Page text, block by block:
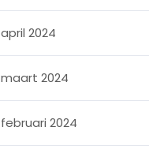
april 2024
maart 2024
februari 2024